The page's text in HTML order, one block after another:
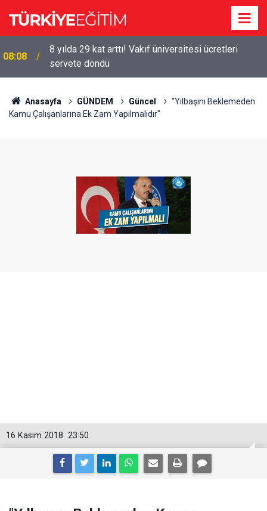
08:08
8 yılda 29 kat arttı! Vakıf üniversitesi ücretleri
servete döndü
Anasayfa GÜNDEM Güncel
"Yılbaşını Beklemeden
Kamu Çalışanlarına Ek Zam Yapılmalıdır"
23:50
16 Kasım 2018